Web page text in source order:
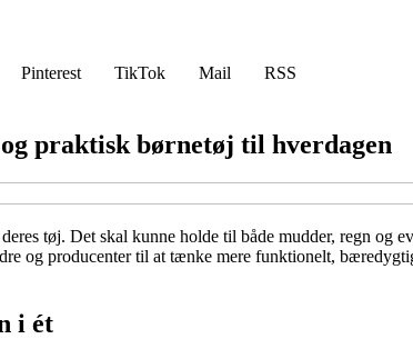
Pinterest TikTok Mail
RSS
praktisk børnetøj til hverdagen
tøj. Det skal kunne holde til både mudder, regn og
og producenter til at tænke mere funktionelt,
i ét